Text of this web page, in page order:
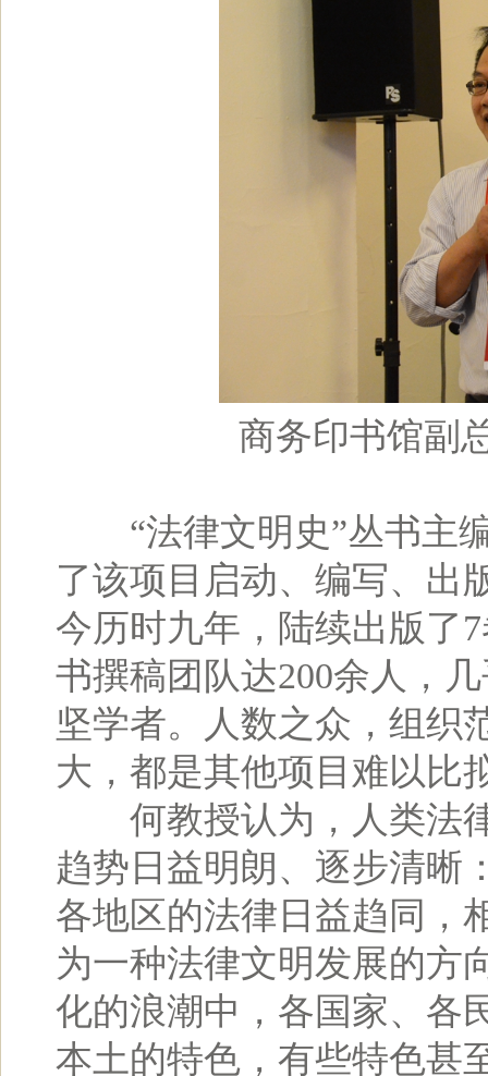
商务印书馆副
“法律文明史”丛书主编
了该项目启动、编写、出
今历时九年，陆续出版了
书撰稿团队达200余人，
坚学者。人数之众，组织
大，都是其他项目难以比
何教授认为，人类法律
趋势日益明朗、逐步清晰
各地区的法律日益趋同，
为一种法律文明发展的方
化的浪潮中，各国家、各
本土的特色，有些特色甚